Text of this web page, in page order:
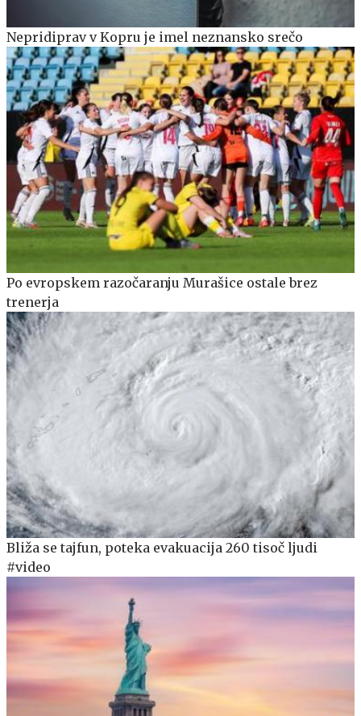
Nepridiprav v Kopru je imel neznansko srečo
Po evropskem razočaranju Murašice ostale brez
trenerja
Bliža se tajfun, poteka evakuacija 260 tisoč ljudi
#video